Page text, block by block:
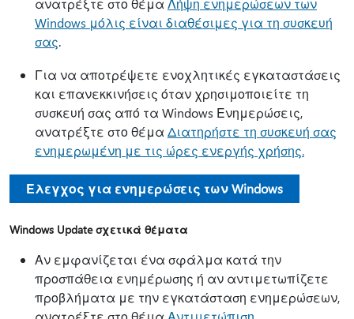
ανατρέξτε στο θέμα Λήψη ενημερώσεων των
Windows μόλις είναι διαθέσιμες για τη συσκευή
σας.
Για να αποτρέψετε ενοχλητικές εγκαταστάσεις
και επανεκκινήσεις όταν χρησιμοποιείτε τη
συσκευή σας από τα Windows Ενημερώσεις,
ανατρέξτε στο θέμα Διατηρήστε τη συσκευή σας
ενημερωμένη με τις ώρες ενεργής χρήσης.
Έλεγχος για ενημερώσεις των Windows
Windows Update σχετικά θέματα
Αν εμφανίζεται ένα σφάλμα κατά την
προσπάθεια ενημέρωσης ή αν αντιμετωπίζετε
προβλήματα με την εγκατάσταση ενημερώσεων,